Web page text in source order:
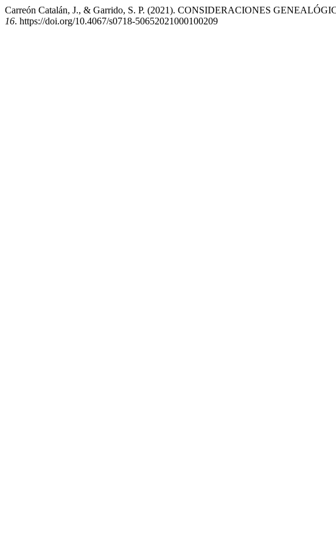
Carreón Catalán, J., & Garrido, S. P. (2021). CONSIDERACIONES
16. https://doi.org/10.4067/s0718-50652021000100209